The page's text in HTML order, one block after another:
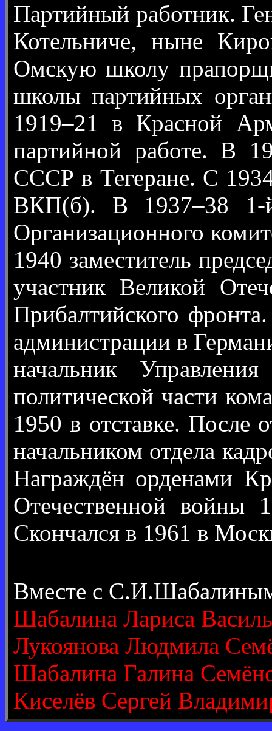
Партийный работник.
Котельниче, ныне
Омскую школу
школы партийных
1919–21 в Красной
партийной работе. В
СССР в Тегеране. С
ВКП(б). В 1937–38 1-й
Организационного
1940 заместитель
участник Великой
Прибалтийского
администрации в
начальник
политической части
1950 в отставке. После
начальником отдела
Награждён орденами
Отечественной войны
Скончался в 1961 в
Вместе с
Шабалина Лариса
Лукоянова Людмила
Шабалина Галина
Киселёв Сергей